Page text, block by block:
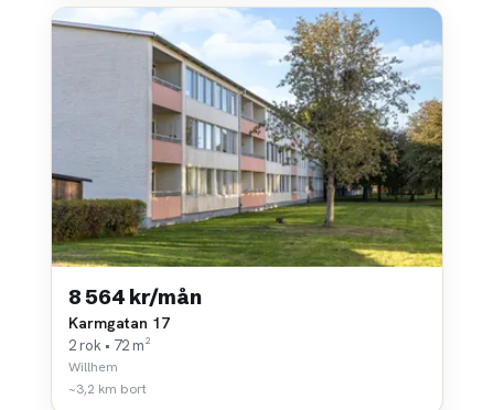
8 564 kr/mån
Karmgatan 17
2 rok • 72 m²
Willhem
~3,2 km bort